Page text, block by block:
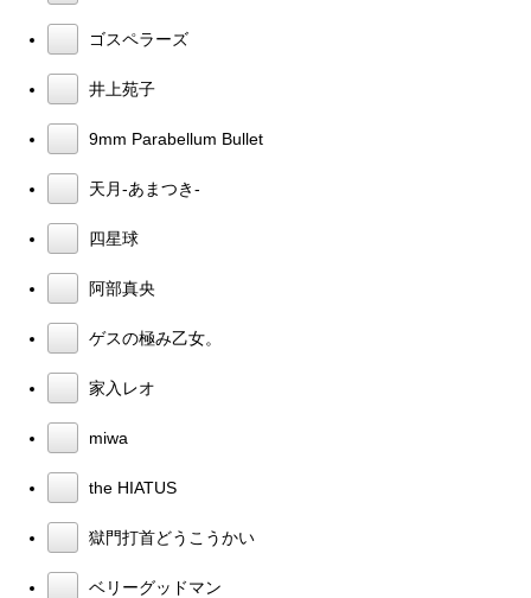
ゴスペラーズ
井上苑子
9mm Parabellum Bullet
天月-あまつき-
四星球
阿部真央
ゲスの極み乙女。
家入レオ
miwa
the HIATUS
獄門打首どうこうかい
ベリーグッドマン